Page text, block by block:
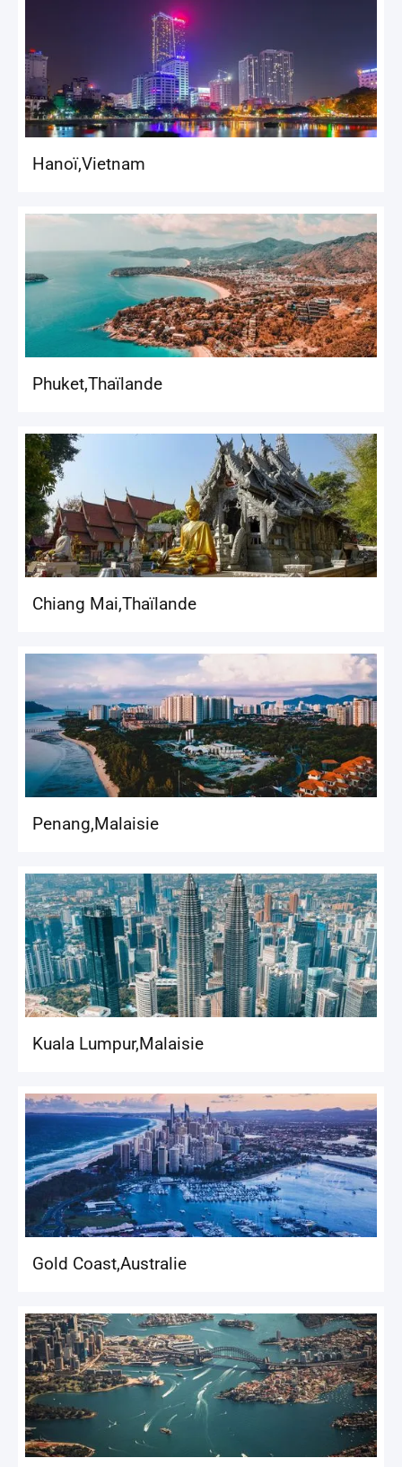
Hanoï,Vietnam
Phuket,Thaïlande
Chiang Mai,Thaïlande
Penang,Malaisie
Kuala Lumpur,Malaisie
Gold Coast,Australie